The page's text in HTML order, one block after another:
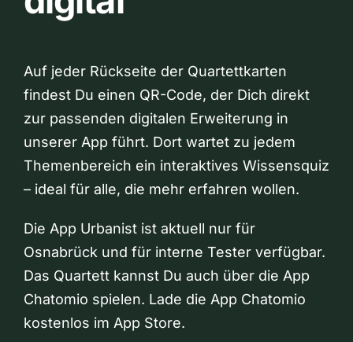
Auf jeder Rückseite der Quartettkarten
findest Du einen QR-Code, der Dich direkt
zur passenden digitalen Erweiterung in
unserer App führt. Dort wartet zu jedem
Themenbereich ein interaktives Wissensquiz
– ideal für alle, die mehr erfahren wollen.
Die App Urbanist ist aktuell nur für
Osnabrück und für interne Tester verfügbar.
Das Quartett kannst Du auch über die App
Chatomio spielen. Lade die App Chatomio
kostenlos im App Store.